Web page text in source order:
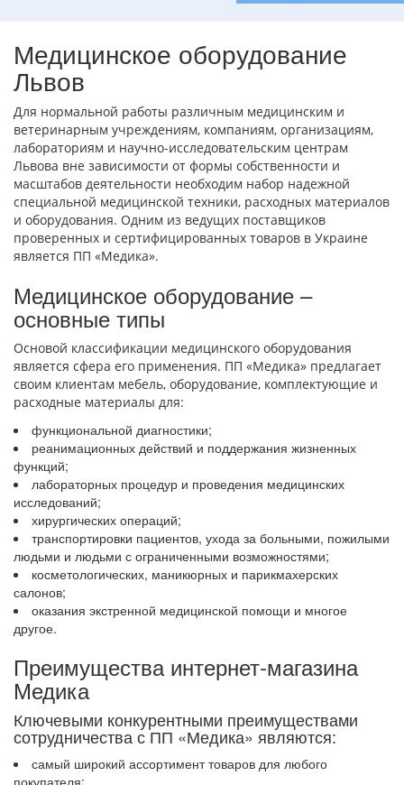
Медицинское оборудование
Львов
Для нормальной работы различным медицинским и
ветеринарным учреждениям, компаниям, организациям,
лабораториям и научно-исследовательским центрам
Львова вне зависимости от формы собственности и
масштабов деятельности необходим набор надежной
специальной медицинской техники, расходных материалов
и оборудования. Одним из ведущих поставщиков
проверенных и сертифицированных товаров в Украине
является ПП «Медика».
Медицинское оборудование –
основные типы
Основой классификации медицинского оборудования
является сфера его применения. ПП «Медика» предлагает
своим клиентам мебель, оборудование, комплектующие и
расходные материалы для:
функциональной диагностики;
реанимационных действий и поддержания жизненных
функций;
лабораторных процедур и проведения медицинских
исследований;
хирургических операций;
транспортировки пациентов, ухода за больными, пожилыми
людьми и людьми с ограниченными возможностями;
косметологических, маникюрных и парикмахерских
салонов;
оказания экстренной медицинской помощи и многое
другое.
Преимущества интернет-магазина
Медика
Ключевыми конкурентными преимуществами
сотрудничества с ПП «Медика» являются:
самый широкий ассортимент товаров для любого
покупателя;